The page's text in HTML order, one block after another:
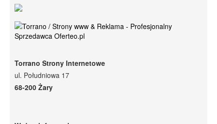
Torrano Strony Internetowe
ul. Południowa 17
68-200 Żary